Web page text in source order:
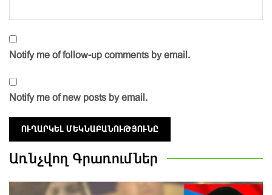
Notify me of follow-up comments by email.
Notify me of new posts by email.
Առնչվող Գրառումներ